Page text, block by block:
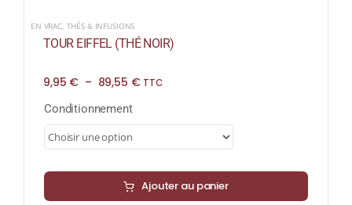
EN VRAC, THÉS & INFUSIONS
TOUR EIFFEL (THÉ NOIR)
9,95 € – 89,55 €Plage
TTC
Conditionnement
Ajouter au panier